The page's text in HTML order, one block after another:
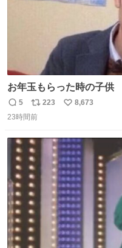
お年玉もらった時の
返
信
5
リ
ポ
ト
数
223
い
数
8,673
23時間前